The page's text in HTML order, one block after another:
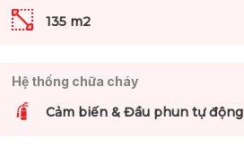
135 m2
Hệ thống chữa cháy
Cảm biến & Đầu phun tự động